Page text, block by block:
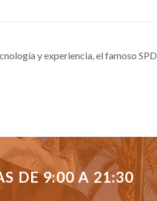
y experiencia, el famoso SPD
DE 9:00 A 21:30